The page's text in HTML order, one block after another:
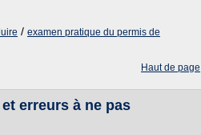
/ examen pratique du permis de
Haut de page
erreurs à ne pas